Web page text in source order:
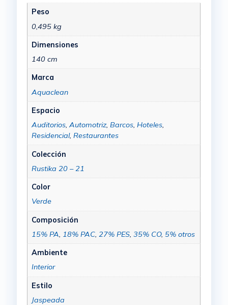
Peso
0,495 kg
Dimensiones
140 cm
Marca
Aquaclean
Espacio
Auditorios, Automotriz, Barcos, Hoteles,
Residencial, Restaurantes
Colección
Rustika 20 – 21
Color
Verde
Composición
15% PA, 18% PAC, 27% PES, 35% CO, 5% otros
Ambiente
Interior
Estilo
Jaspeada